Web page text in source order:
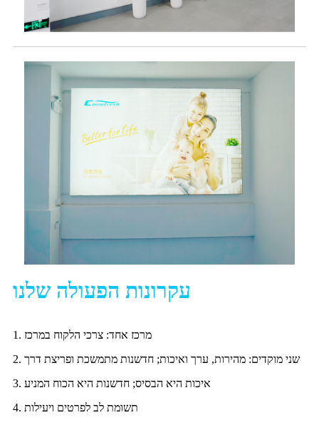
עקרונות הפעולה שלנו
1. מרכז אחד: צרכי הלקוח במרכז
2. שני מוקדים: מהירות, ערך ואיכות; חדשנות מתמשכת ופריצת דרך
3. איכות היא הבסיס; חדשנות היא הכוח המניע
4. תשומת לב לפרטים ויעילות